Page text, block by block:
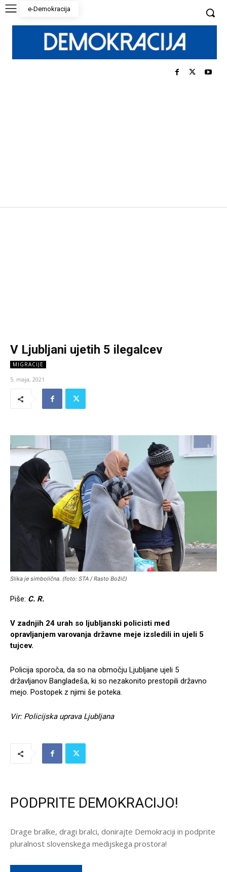
e-Demokracija
V Ljubljani ujetih 5 ilegalcev
MIGRACIJE
5. maja, 2021
Slika je simbolična. (foto: STA / Rasto Božič)
Piše: C. R.
V zadnjih 24 urah so ljubljanski policisti med
opravljanjem varovanja državne meje izsledili in ujeli 5
tujcev.
Policija sporoča, da so na območju Ljubljane ujeli 5
državljanov Bangladeša, ki so nezakonito prestopili državno
mejo. Postopek z njimi še poteka.
Vir: Policijska uprava Ljubljana
PODPRITE DEMOKRACIJO!
Drage bralke, dragi bralci, donirajte Demokraciji in podprite
pluralnost slovenskega medijskega prostora!